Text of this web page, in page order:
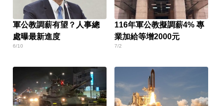
軍公教調薪有望？人事總
處曝最新進度
6/10
116年軍公教擬調薪4% 專
業加給等增2000元
7/2